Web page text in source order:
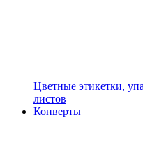
Цветные этикетки,
листов
Конверты